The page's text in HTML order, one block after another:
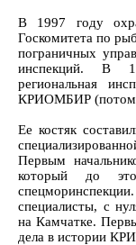
В 1997 году
Госкомитета по
пограничных
инспекций. В
региональная
КРИОМБИР (потом
Ее костяк
Первым
который до
специалисты, с
на Камчатке.
дела в истории